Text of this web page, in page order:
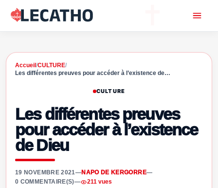
Accueil /CULTURE/
Les différentes preuves pour accéder à l’existence de…
CULTURE
Les différentes preuves
pour accéder à l’existence
de Dieu
19 NOVEMBRE 2021—NAPO DE KERGORRE—
0 COMMENTAIRE(S)— 211 vues